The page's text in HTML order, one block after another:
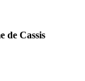
de Cassis